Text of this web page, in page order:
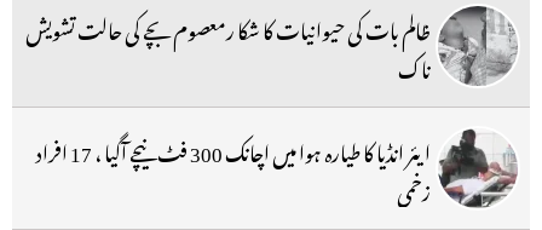
ظالم بات کی حیوانیات کا شکا رمعصوم بچے کی حالت تشویش
ناک
ایئر انڈیا کا طیارہ ہوا میں اچانک 300 فٹ نیچے آگیا ، 17 افراد
زخمی